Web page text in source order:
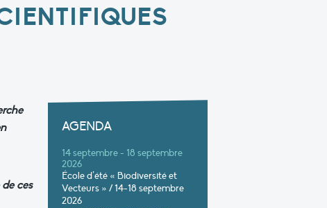
ces
AGENDA
14 septembre - 18 septembre
2026
École d’été « Biodiversité et
Vecteurs » / 14-18 septembre
2026